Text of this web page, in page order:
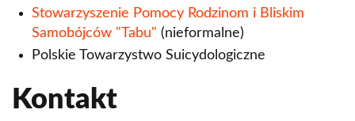
Stowarzyszenie Pomocy Rodzinom i Bliskim
Samobójców "Tabu" (nieformalne)
Polskie Towarzystwo Suicydologiczne
Kontakt